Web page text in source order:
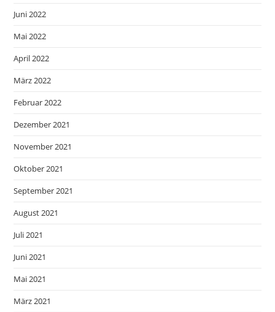
Juni 2022
Mai 2022
April 2022
März 2022
Februar 2022
Dezember 2021
November 2021
Oktober 2021
September 2021
August 2021
Juli 2021
Juni 2021
Mai 2021
März 2021